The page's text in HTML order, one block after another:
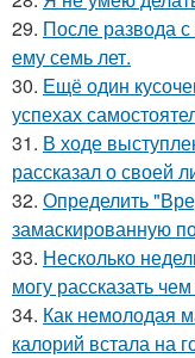
29. После развода
ему семь лет.
30. Ещё один
успехах
31. В ходе
рассказал о своей
32. Определить
замаскированную
33. Несколько
могу рассказать
34. Как немолодая
калорий встала на